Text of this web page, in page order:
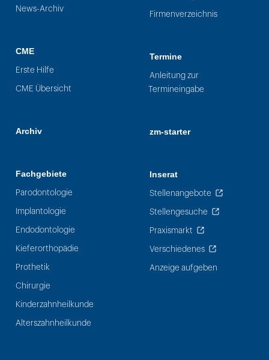
News-Archiv
CME
Erste Hilfe
CME Übersicht
Archiv
Fachgebiete
Parodontologie
Implantologie
Endodontologie
Kieferorthopädie
Prothetik
Chirurgie
Kinderzahnheilkunde
Alterszahnheilkunde
Firmenverzeichnis
Termine
Anleitung zur
Termineingabe
zm-starter
Inserat
Stellenangebote
Stellengesuche
Praxismarkt
Verschiedenes
Anzeige aufgeben